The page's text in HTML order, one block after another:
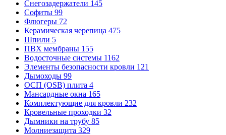
Снегозадержатели 145
Софиты 99
Флюгеры 72
Керамическая черепица 475
Шпили 5
ПВХ мембраны 155
Водосточные системы 1162
Элементы безопасности кровли 121
Дымоходы 99
ОСП (OSB) плита 4
Мансардные окна 165
Комплектующие для кровли 232
Кровельные проходки 32
Дымники на трубу 85
Молниезащита 329